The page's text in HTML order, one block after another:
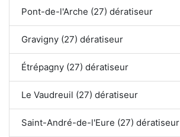
Pont-de-l'Arche (27) dératiseur
Gravigny (27) dératiseur
Étrépagny (27) dératiseur
Le Vaudreuil (27) dératiseur
Saint-André-de-l'Eure (27) dératiseur